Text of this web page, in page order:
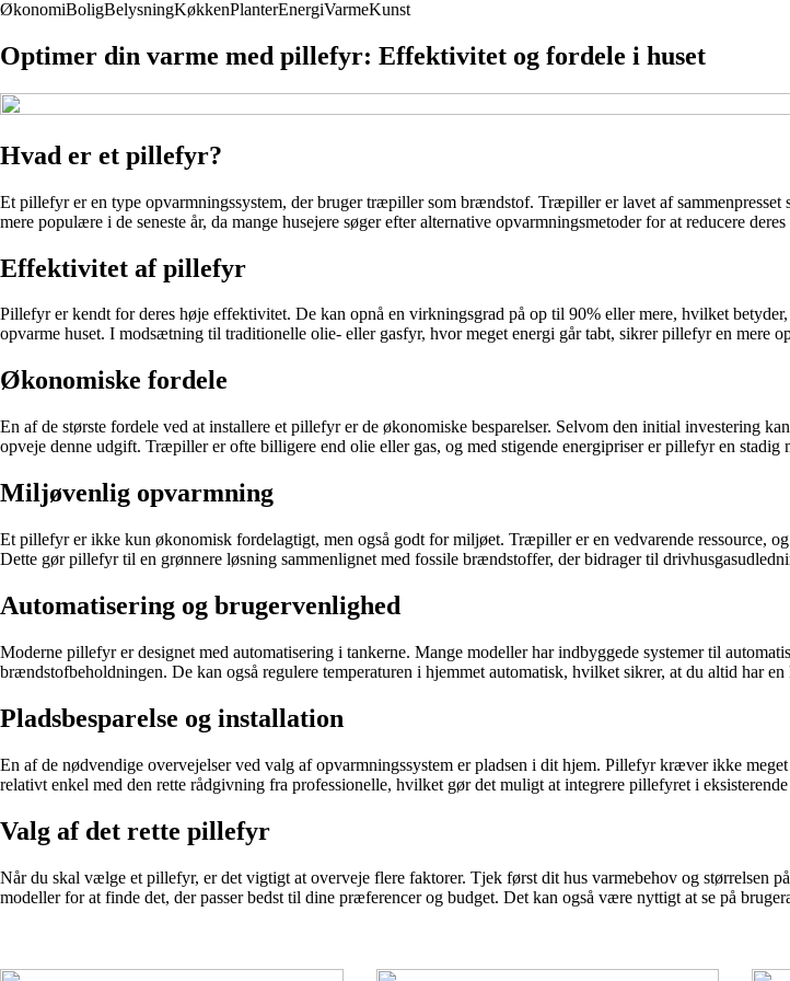
ØkonomiBoligBelysningKøkkenPlanterEnergiVarmeKunst
Optimer din varme med pillefyr: Effektivitet og fordele i huset
Hvad er et pillefyr?
Et pillefyr er en type opvarmningssystem, der bruger træpiller som brændstof. Træpiller er lavet af
mere populære i de seneste år, da mange husejere søger efter alternative opvarmningsmetoder for at reducere
Effektivitet af pillefyr
Pillefyr er kendt for deres høje effektivitet. De kan opnå en virkningsgrad på op til 90% eller mere, hvilket
opvarme huset. I modsætning til traditionelle olie- eller gasfyr, hvor meget energi går tabt, sikrer pillefyr en mere
Økonomiske fordele
En af de største fordele ved at installere et pillefyr er de økonomiske besparelser. Selvom den initial investering
opveje denne udgift. Træpiller er ofte billigere end olie eller gas, og med stigende energipriser er pillefyr en stadig
Miljøvenlig opvarmning
Et pillefyr er ikke kun økonomisk fordelagtigt, men også godt for miljøet. Træpiller er en vedvarende ressource,
Dette gør pillefyr til en grønnere løsning sammenlignet med fossile brændstoffer, der bidrager til
Automatisering og brugervenlighed
Moderne pillefyr er designet med automatisering i tankerne. Mange modeller har indbyggede systemer til
brændstofbeholdningen. De kan også regulere temperaturen i hjemmet automatisk, hvilket sikrer, at du altid har
Pladsbesparelse og installation
En af de nødvendige overvejelser ved valg af opvarmningssystem er pladsen i dit hjem. Pillefyr kræver ikke
relativt enkel med den rette rådgivning fra professionelle, hvilket gør det muligt at integrere pillefyret i eksisterende
Valg af det rette pillefyr
Når du skal vælge et pillefyr, er det vigtigt at overveje flere faktorer. Tjek først dit hus varmebehov og størrelsen
modeller for at finde det, der passer bedst til dine præferencer og budget. Det kan også være nyttigt at se på